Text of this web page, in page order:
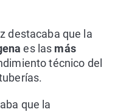
destacaba que la
es las más
técnico del
que la